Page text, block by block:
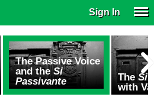
Sign In
The Passive Voice
and theSi
Passivante
TheSi
with